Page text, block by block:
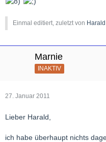
Einmal editiert, zuletzt von
Marnie
INAKTIV
27. Januar 2011
Lieber Harald,
ich habe überhaupt nichts